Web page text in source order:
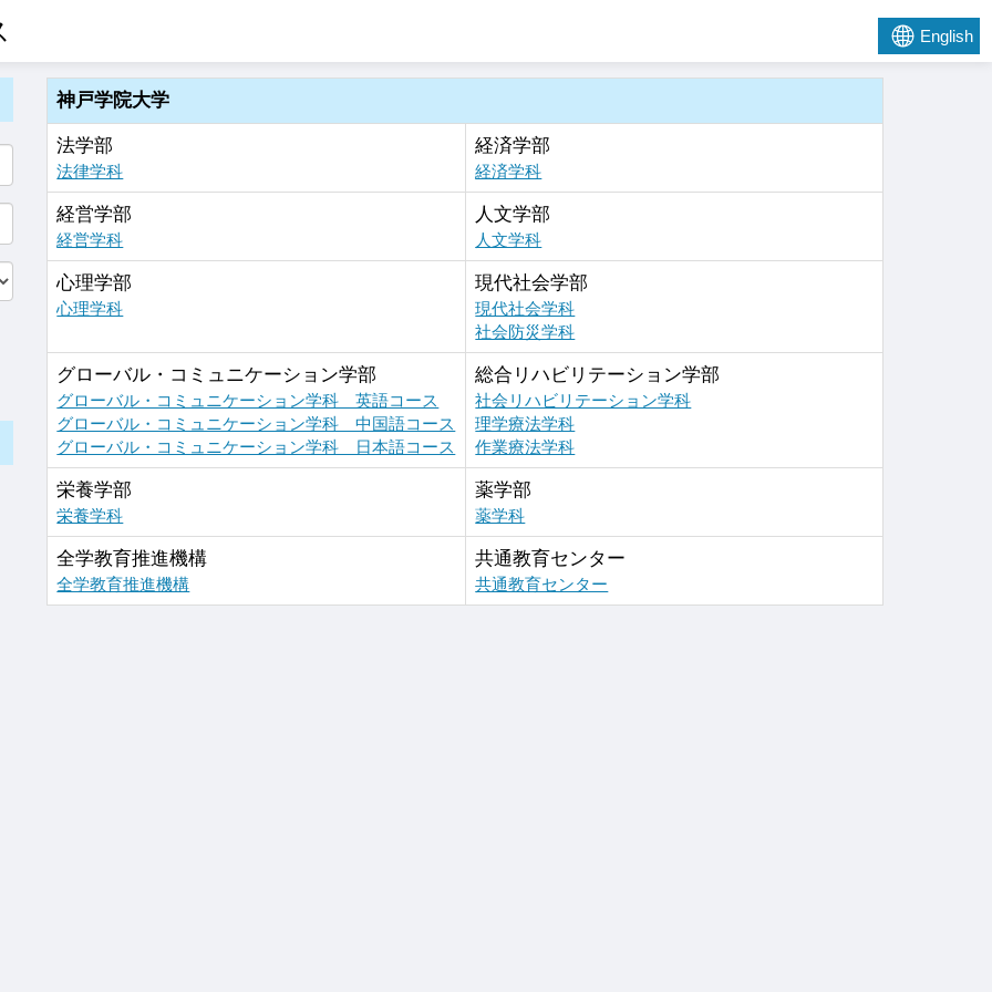
English
神戸学院大学
法学部
法律学科
経済学部
経済学科
経営学部
経営学科
人文学部
人文学科
心理学部
心理学科
現代社会学部
現代社会学科
社会防災学科
グローバル・コミュニケーション学部
グローバル・コミュニケーション学科 英語コース
グローバル・コミュニケーション学科 中国語コース
グローバル・コミュニケーション学科 日本語コース
総合リハビリテーション学部
社会リハビリテーション学科
理学療法学科
作業療法学科
栄養学部
栄養学科
薬学部
薬学科
全学教育推進機構
全学教育推進機構
共通教育センター
共通教育センター